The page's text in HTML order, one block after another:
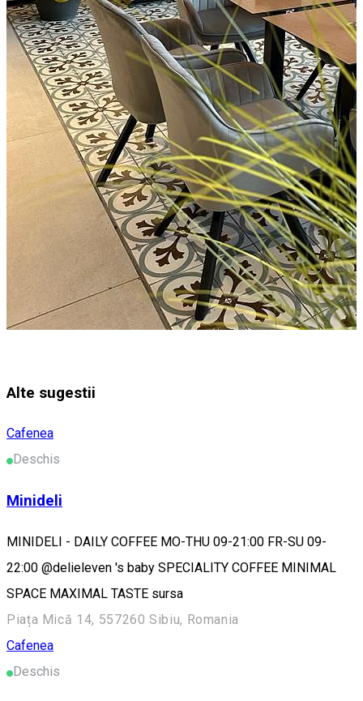
Alte sugestii
Cafenea
Deschis
Minideli
MINIDELI - DAILY COFFEE MO-THU 09-21:00 FR-SU 09-
22:00 @delieleven 's baby SPECIALITY COFFEE MINIMAL
SPACE MAXIMAL TASTE sursa
Piața Mică 14, 557260 Sibiu, Romania
Cafenea
Deschis